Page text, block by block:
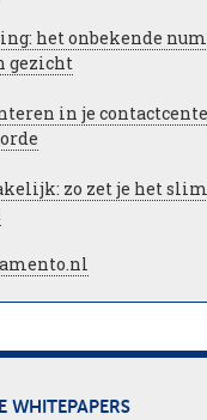
het onbekende
gezicht
in je
zo zet je het
WHITEPAPERS